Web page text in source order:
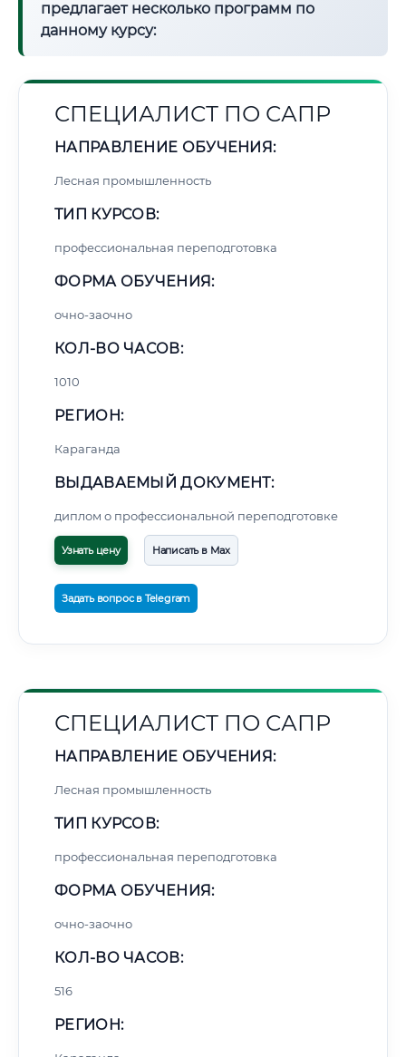
предлагает несколько программ по
данному курсу:
СПЕЦИАЛИСТ ПО САПР
НАПРАВЛЕНИЕ ОБУЧЕНИЯ:
Лесная промышленность
ТИП КУРСОВ:
профессиональная переподготовка
ФОРМА ОБУЧЕНИЯ:
очно-заочно
КОЛ-ВО ЧАСОВ:
1010
РЕГИОН:
Караганда
ВЫДАВАЕМЫЙ ДОКУМЕНТ:
диплом о профессиональной переподготовке
Узнать цену Написать в Max
Задать вопрос в Telegram
СПЕЦИАЛИСТ ПО САПР
НАПРАВЛЕНИЕ ОБУЧЕНИЯ:
Лесная промышленность
ТИП КУРСОВ:
профессиональная переподготовка
ФОРМА ОБУЧЕНИЯ:
очно-заочно
КОЛ-ВО ЧАСОВ:
516
РЕГИОН: